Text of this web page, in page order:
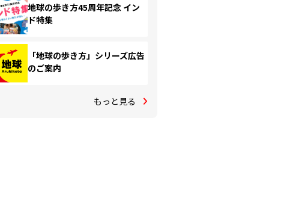
地球の歩き方45周年記念 イン
ド特集
「地球の歩き方」シリーズ広告
のご案内
もっと見る